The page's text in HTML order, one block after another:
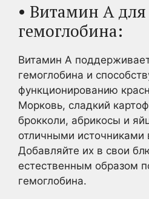
• Витамин А
гемоглобина:
Витамин А
гемоглобина и
функционированию
Морковь, сладкий
брокколи, абрикосы и
отличными источниками
Добавляйте их в свои
естественным образом
гемоглобина.